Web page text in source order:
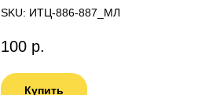
SKU: ИТЦ-886-887_МЛ
100 р.
Купить